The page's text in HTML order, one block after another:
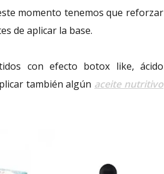
momento tenemos que reforzar
de aplicar la base.
con efecto botox like, ácido
también algún aceite nutritivo